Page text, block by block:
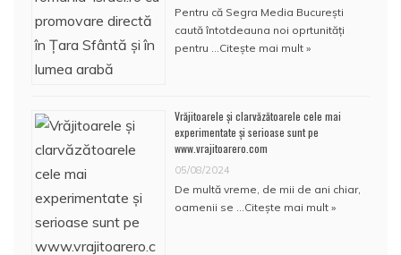
Pentru că Segra Media București
caută întotdeauna noi oprtunități
pentru … Citește mai mult »
Vrăjitoarele și clarvăzătoarele cele mai
experimentate și serioase sunt pe
www.vrajitoarero.com
05/08/2024
De multă vreme, de mii de ani chiar,
oamenii se … Citește mai mult »